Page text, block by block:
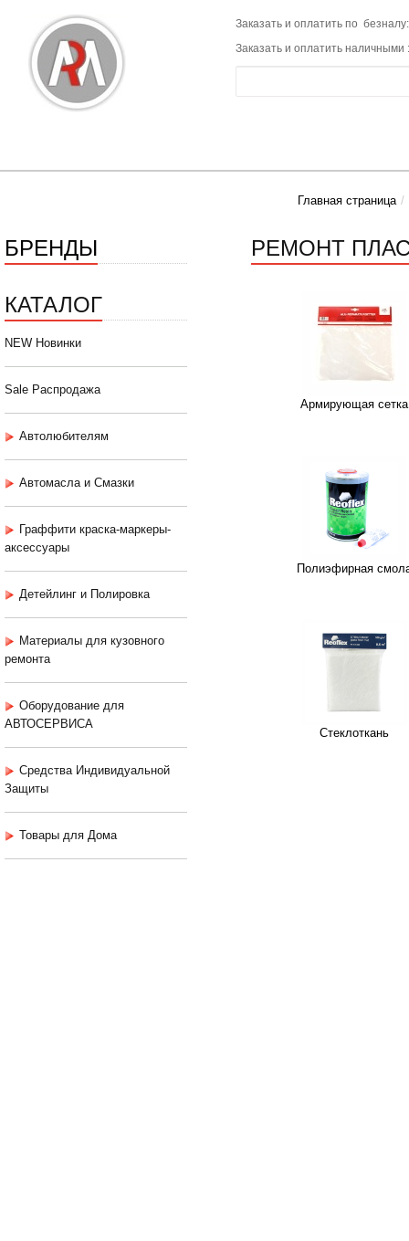
Заказать и оплатить по
Заказать и оплатить наличными
Главная страница
БРЕНДЫ
КАТАЛОГ
NEW Новинки
Sale Распродажа
Автолюбителям
Автомасла и Смазки
Граффити краска-маркеры-
аксессуары
Детейлинг и Полировка
Материалы для кузовного
ремонта
Оборудование для
АВТОСЕРВИСА
Средства Индивидуальной
Защиты
Товары для Дома
РЕМОНТ
Армирующая сетка
Полиэфирная
Стеклоткань